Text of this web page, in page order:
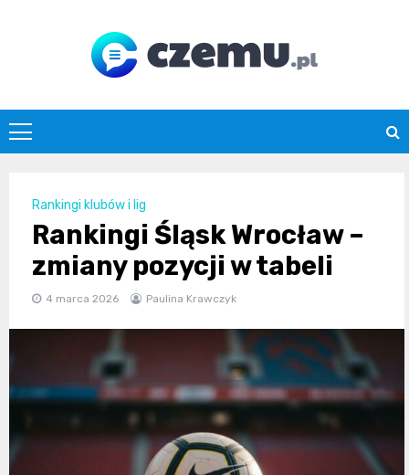
czemu.pl
Rankingi klubów i lig
Rankingi Śląsk Wrocław –
zmiany pozycji w tabeli
4 marca 2026 Paulina Krawczyk